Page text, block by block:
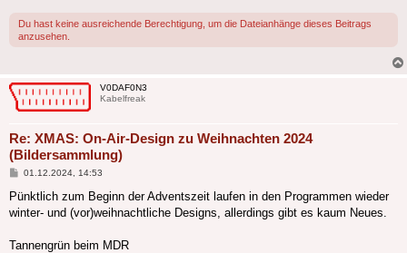
Du hast keine ausreichende Berechtigung, um die Dateianhänge dieses Beitrags
anzusehen.
V0DAF0N3
Kabelfreak
Re: XMAS: On-Air-Design zu Weihnachten 2024
(Bildersammlung)
Beitrag
01.12.2024, 14:53
Pünktlich zum Beginn der Adventszeit laufen in den Programmen wieder
winter- und (vor)weihnachtliche Designs, allerdings gibt es kaum Neues.
Tannengrün beim MDR